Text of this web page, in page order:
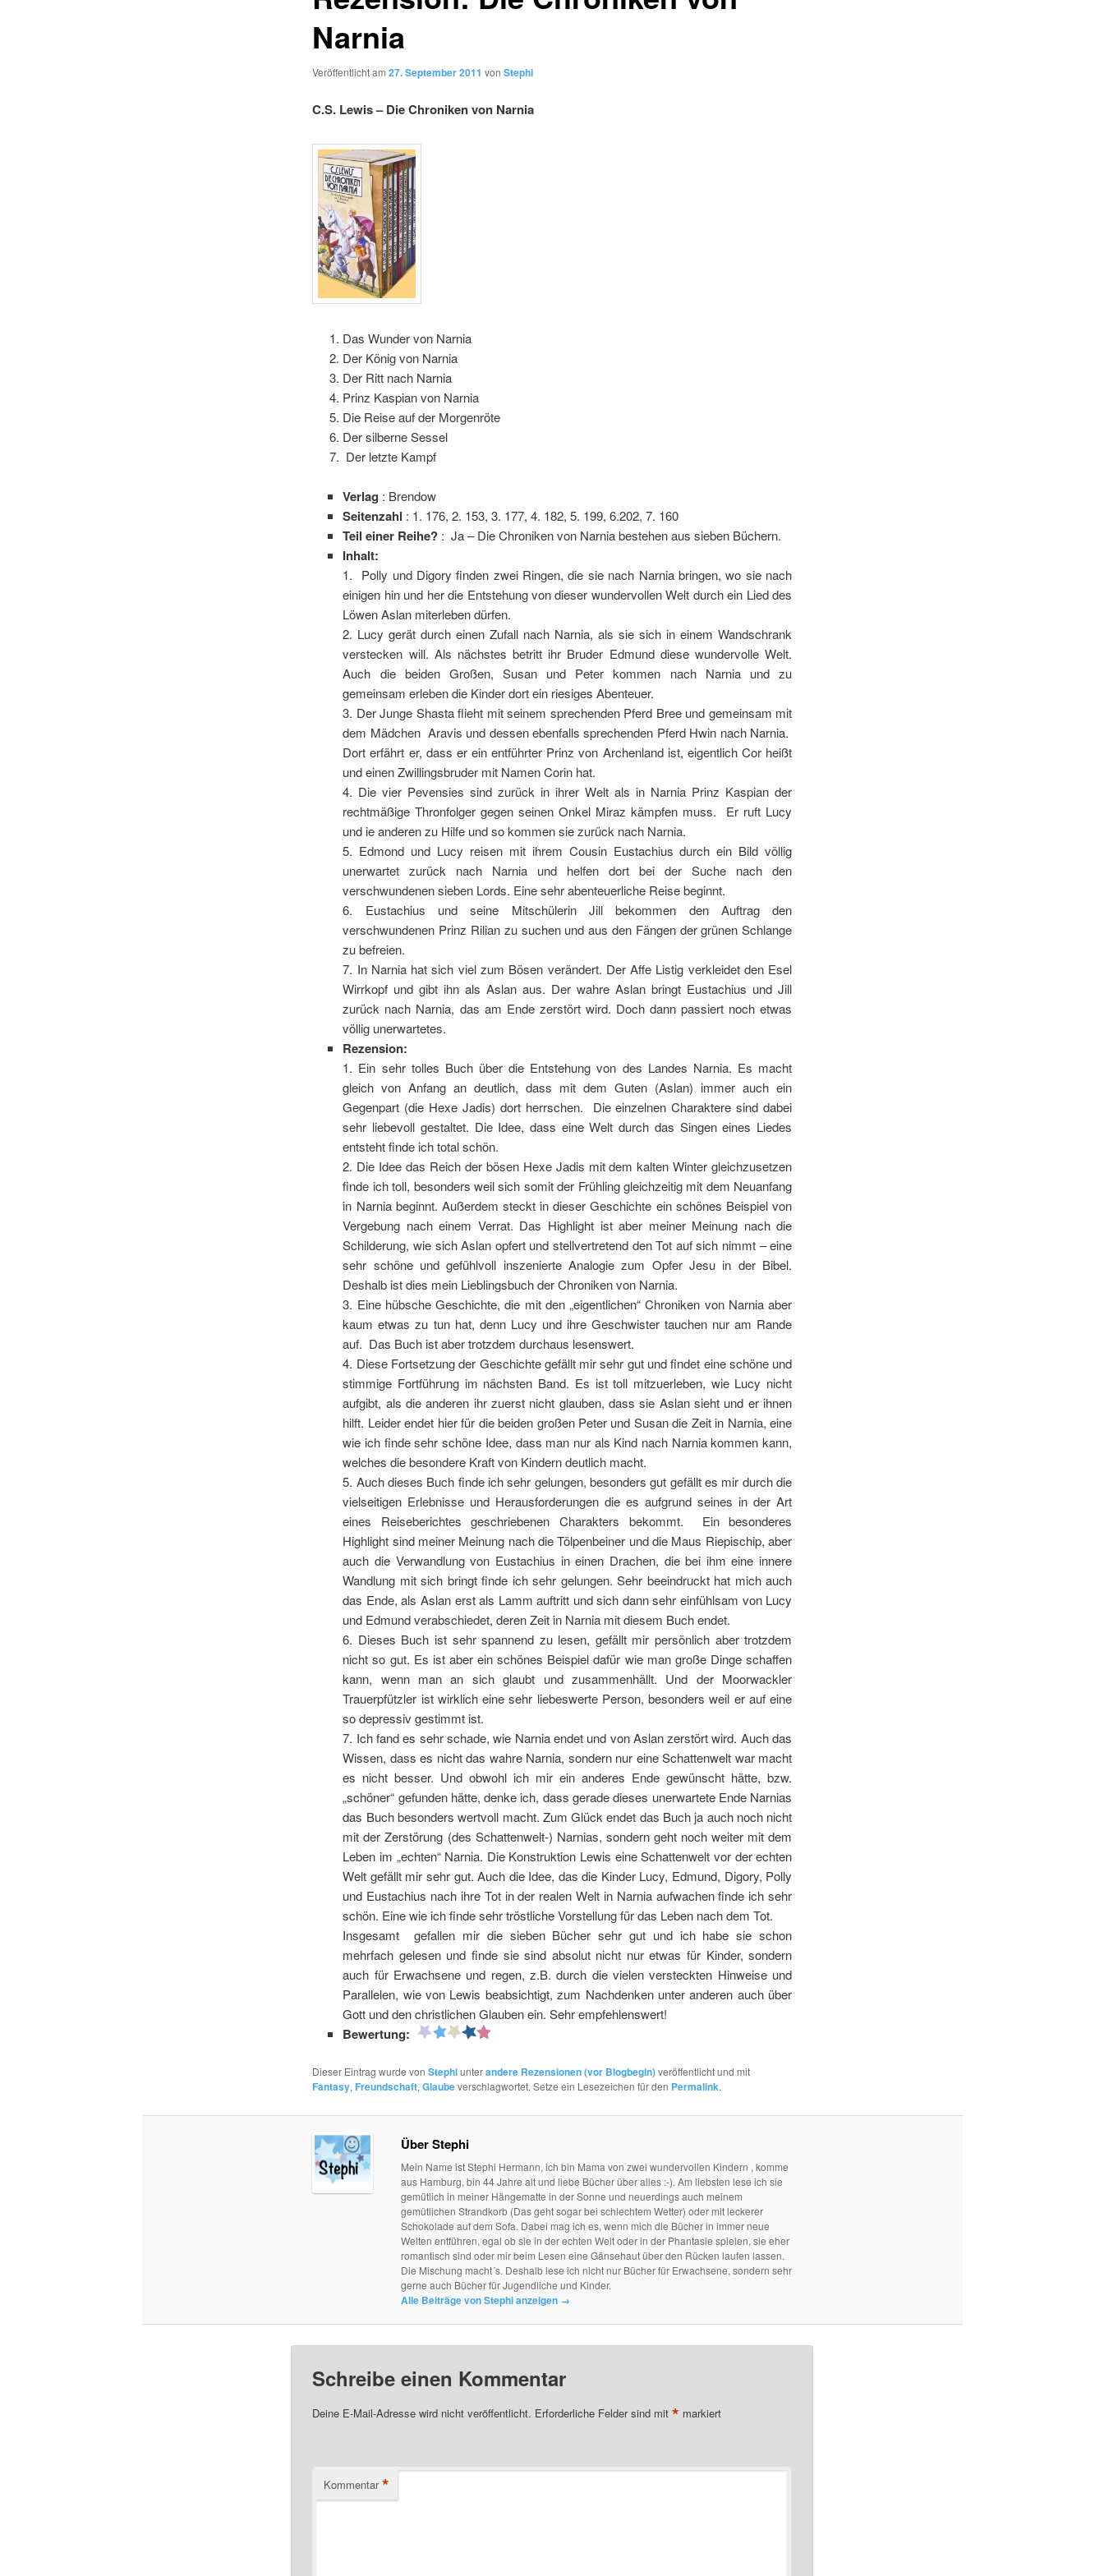
Narnia
Veröffentlicht am 27. September 2011 von Stephi
C.S. Lewis – Die Chroniken von Narnia
Das Wunder von Narnia
Der König von Narnia
Der Ritt nach Narnia
Prinz Kaspian von Narnia
Die Reise auf der Morgenröte
Der silberne Sessel
Der letzte Kampf
Verlag : Brendow
Seitenzahl : 1. 176, 2. 153, 3. 177, 4. 182, 5. 199, 6.202, 7. 160
Teil einer Reihe? : Ja – Die Chroniken von Narnia bestehen aus sieben Büchern.
Inhalt:
1. Polly und Digory finden zwei Ringen, die sie nach Narnia bringen, wo sie nach
einigen hin und her die Entstehung von dieser wundervollen Welt durch ein Lied des
Löwen Aslan miterleben dürfen.
2. Lucy gerät durch einen Zufall nach Narnia, als sie sich in einem Wandschrank
verstecken will. Als nächstes betritt ihr Bruder Edmund diese wundervolle Welt.
Auch die beiden Großen, Susan und Peter kommen nach Narnia und zu
gemeinsam erleben die Kinder dort ein riesiges Abenteuer.
3. Der Junge Shasta flieht mit seinem sprechenden Pferd Bree und gemeinsam mit
dem Mädchen Aravis und dessen ebenfalls sprechenden Pferd Hwin nach Narnia.
Dort erfährt er, dass er ein entführter Prinz von Archenland ist, eigentlich Cor heißt
und einen Zwillingsbruder mit Namen Corin hat.
4. Die vier Pevensies sind zurück in ihrer Welt als in Narnia Prinz Kaspian der
rechtmäßige Thronfolger gegen seinen Onkel Miraz kämpfen muss. Er ruft Lucy
und ie anderen zu Hilfe und so kommen sie zurück nach Narnia.
5. Edmond und Lucy reisen mit ihrem Cousin Eustachius durch ein Bild völlig
unerwartet zurück nach Narnia und helfen dort bei der Suche nach den
verschwundenen sieben Lords. Eine sehr abenteuerliche Reise beginnt.
6. Eustachius und seine Mitschülerin Jill bekommen den Auftrag den
verschwundenen Prinz Rilian zu suchen und aus den Fängen der grünen Schlange
zu befreien.
7. In Narnia hat sich viel zum Bösen verändert. Der Affe Listig verkleidet den Esel
Wirrkopf und gibt ihn als Aslan aus. Der wahre Aslan bringt Eustachius und Jill
zurück nach Narnia, das am Ende zerstört wird. Doch dann passiert noch etwas
völlig unerwartetes.
Rezension:
1. Ein sehr tolles Buch über die Entstehung von des Landes Narnia. Es macht
gleich von Anfang an deutlich, dass mit dem Guten (Aslan) immer auch ein
Gegenpart (die Hexe Jadis) dort herrschen. Die einzelnen Charaktere sind dabei
sehr liebevoll gestaltet. Die Idee, dass eine Welt durch das Singen eines Liedes
entsteht finde ich total schön.
2. Die Idee das Reich der bösen Hexe Jadis mit dem kalten Winter gleichzusetzen
finde ich toll, besonders weil sich somit der Frühling gleichzeitig mit dem Neuanfang
in Narnia beginnt. Außerdem steckt in dieser Geschichte ein schönes Beispiel von
Vergebung nach einem Verrat. Das Highlight ist aber meiner Meinung nach die
Schilderung, wie sich Aslan opfert und stellvertretend den Tot auf sich nimmt – eine
sehr schöne und gefühlvoll inszenierte Analogie zum Opfer Jesu in der Bibel.
Deshalb ist dies mein Lieblingsbuch der Chroniken von Narnia.
3. Eine hübsche Geschichte, die mit den „eigentlichen“ Chroniken von Narnia aber
kaum etwas zu tun hat, denn Lucy und ihre Geschwister tauchen nur am Rande
auf. Das Buch ist aber trotzdem durchaus lesenswert.
4. Diese Fortsetzung der Geschichte gefällt mir sehr gut und findet eine schöne und
stimmige Fortführung im nächsten Band. Es ist toll mitzuerleben, wie Lucy nicht
aufgibt, als die anderen ihr zuerst nicht glauben, dass sie Aslan sieht und er ihnen
hilft. Leider endet hier für die beiden großen Peter und Susan die Zeit in Narnia, eine
wie ich finde sehr schöne Idee, dass man nur als Kind nach Narnia kommen kann,
welches die besondere Kraft von Kindern deutlich macht.
5. Auch dieses Buch finde ich sehr gelungen, besonders gut gefällt es mir durch die
vielseitigen Erlebnisse und Herausforderungen die es aufgrund seines in der Art
eines Reiseberichtes geschriebenen Charakters bekommt. Ein besonderes
Highlight sind meiner Meinung nach die Tölpenbeiner und die Maus Riepischip, aber
auch die Verwandlung von Eustachius in einen Drachen, die bei ihm eine innere
Wandlung mit sich bringt finde ich sehr gelungen. Sehr beeindruckt hat mich auch
das Ende, als Aslan erst als Lamm auftritt und sich dann sehr einfühlsam von Lucy
und Edmund verabschiedet, deren Zeit in Narnia mit diesem Buch endet.
6. Dieses Buch ist sehr spannend zu lesen, gefällt mir persönlich aber trotzdem
nicht so gut. Es ist aber ein schönes Beispiel dafür wie man große Dinge schaffen
kann, wenn man an sich glaubt und zusammenhällt. Und der Moorwackler
Trauerpfützler ist wirklich eine sehr liebeswerte Person, besonders weil er auf eine
so depressiv gestimmt ist.
7. Ich fand es sehr schade, wie Narnia endet und von Aslan zerstört wird. Auch das
Wissen, dass es nicht das wahre Narnia, sondern nur eine Schattenwelt war macht
es nicht besser. Und obwohl ich mir ein anderes Ende gewünscht hätte, bzw.
„schöner“ gefunden hätte, denke ich, dass gerade dieses unerwartete Ende Narnias
das Buch besonders wertvoll macht. Zum Glück endet das Buch ja auch noch nicht
mit der Zerstörung (des Schattenwelt-) Narnias, sondern geht noch weiter mit dem
Leben im „echten“ Narnia. Die Konstruktion Lewis eine Schattenwelt vor der echten
Welt gefällt mir sehr gut. Auch die Idee, das die Kinder Lucy, Edmund, Digory, Polly
und Eustachius nach ihre Tot in der realen Welt in Narnia aufwachen finde ich sehr
schön. Eine wie ich finde sehr tröstliche Vorstellung für das Leben nach dem Tot.
Insgesamt gefallen mir die sieben Bücher sehr gut und ich habe sie schon
mehrfach gelesen und finde sie sind absolut nicht nur etwas für Kinder, sondern
auch für Erwachsene und regen, z.B. durch die vielen versteckten Hinweise und
Parallelen, wie von Lewis beabsichtigt, zum Nachdenken unter anderen auch über
Gott und den christlichen Glauben ein. Sehr empfehlenswert!
Bewertung:
Dieser Eintrag wurde von Stephiunterandere Rezensionen (vor Blogbegin)veröffentlicht und mit
Fantasy, Freundschaft, Glaubeverschlagwortet. Setze ein Lesezeichen für den Permalink.
Über Stephi
Mein Name ist Stephi Hermann, ich bin Mama von zwei wundervollen Kindern , komme
aus Hamburg, bin 44 Jahre alt und liebe Bücher über alles :-). Am liebsten lese ich sie
gemütlich in meiner Hängematte in der Sonne und neuerdings auch meinem
gemütlichen Strandkorb (Das geht sogar bei schlechtem Wetter) oder mit leckerer
Schokolade auf dem Sofa. Dabei mag ich es, wenn mich die Bücher in immer neue
Welten entführen, egal ob sie in der echten Welt oder in der Phantasie spielen, sie eher
romantisch sind oder mir beim Lesen eine Gänsehaut über den Rücken laufen lassen.
Die Mischung macht´s. Deshalb lese ich nicht nur Bücher für Erwachsene, sondern sehr
gerne auch Bücher für Jugendliche und Kinder.
Alle Beiträge von Stephi anzeigen →
Schreibe einen Kommentar
Deine E-Mail-Adresse wird nicht veröffentlicht. Erforderliche Felder sind mit * markiert
Kommentar *